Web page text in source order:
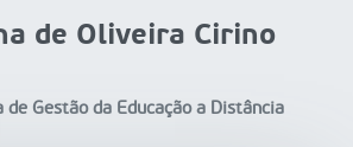
de Oliveira Cirino
Gestão da Educação a Distância